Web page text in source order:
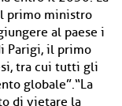
primo ministro
al paese i
Parigi, il primo
tra cui tutti gli
globale”.“La
di vietare la